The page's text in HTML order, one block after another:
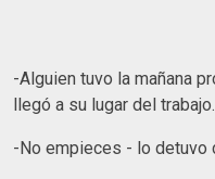
-Alguien tuvo la mañana
llegó a su lugar del trabajo.
-No empieces - lo detuvo